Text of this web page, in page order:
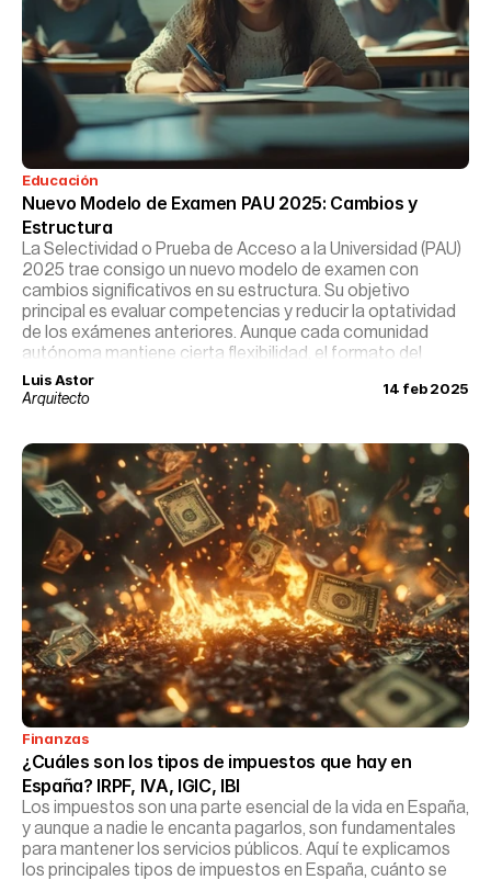
Educación
Nuevo Modelo de Examen PAU 2025: Cambios y
Estructura
La Selectividad o Prueba de Acceso a la Universidad (PAU)
2025 trae consigo un nuevo modelo de examen con
cambios significativos en su estructura. Su objetivo
principal es evaluar competencias y reducir la optatividad
de los exámenes anteriores. Aunque cada comunidad
autónoma mantiene cierta flexibilidad, el formato del
examen se estandariza para garantizar equidad y
objetividad.
Luis Astor
Arquitecto
14 feb 2025
Finanzas
¿Cuáles son los tipos de impuestos que hay en
España? IRPF, IVA, IGIC, IBI
Los impuestos son una parte esencial de la vida en España,
y aunque a nadie le encanta pagarlos, son fundamentales
para mantener los servicios públicos. Aquí te explicamos
los principales tipos de impuestos en España, cuánto se